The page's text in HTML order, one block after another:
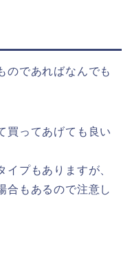
のであればなんでも
買ってあげても良い
プもありますが、
合もあるので注意し